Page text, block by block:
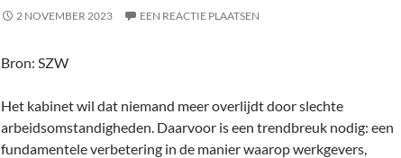
2 NOVEMBER 2023 EEN REACTIE PLAATSEN
Bron: SZW
Het kabinet wil dat niemand meer overlijdt door slechte
arbeidsomstandigheden. Daarvoor is een trendbreuk nodig: een
fundamentele verbetering in de manier waarop werkgevers,